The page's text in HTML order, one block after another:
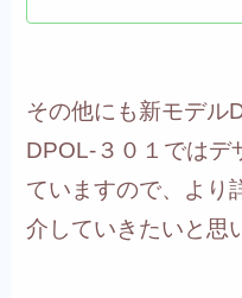
その他にも新モデル
DPOL-３０１ではデ
ていますので、より
介していきたいと思